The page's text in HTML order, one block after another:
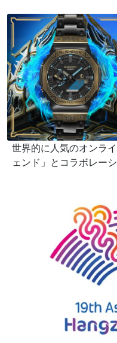
世界的に人気のオンラ
ェンド」とコラボレー